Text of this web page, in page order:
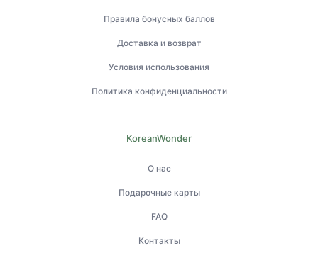
Правила бонусных баллов
Доставка и возврат
Условия использования
Политика конфиденциальности
KoreanWonder
О нас
Подарочные карты
FAQ
Контакты